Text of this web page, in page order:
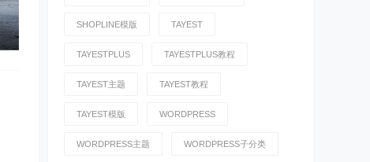
SHOPLINE模版 TAYEST
TAYESTPLUS TAYESTPLUS教程
TAYEST主题 TAYEST教程
TAYEST模版 WORDPRESS
WORDPRESS主题 WORDPRESS子分类